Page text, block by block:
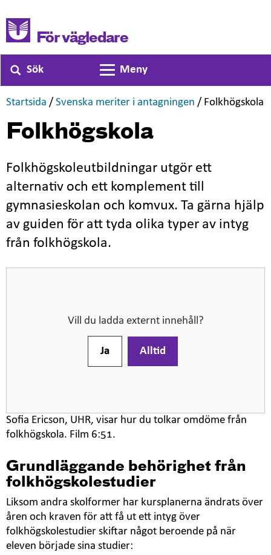
För vägledare
Sök
Växla navigering
Meny
Startsida ,
/ Svenska meriter i antagningen ,
/ Folkhögskola
Folkhögskola
Folkhögskoleutbildningar utgör ett
alternativ och ett komplement till
gymnasieskolan och komvux. Ta gärna hjälp
av guiden för att tyda olika typer av intyg
från folkhögskola.
Vill du ladda externt innehåll?
Ja Alltid
Sofia Ericson, UHR, visar hur du tolkar omdöme från
folkhögskola. Film 6:51.
Grundläggande behörighet från
folkhögskolestudier
Liksom andra skolformer har kursplanerna ändrats över
åren och kraven för att få ut ett intyg över
folkhögskolestudier skiftar något beroende på när
eleven började sina studier: